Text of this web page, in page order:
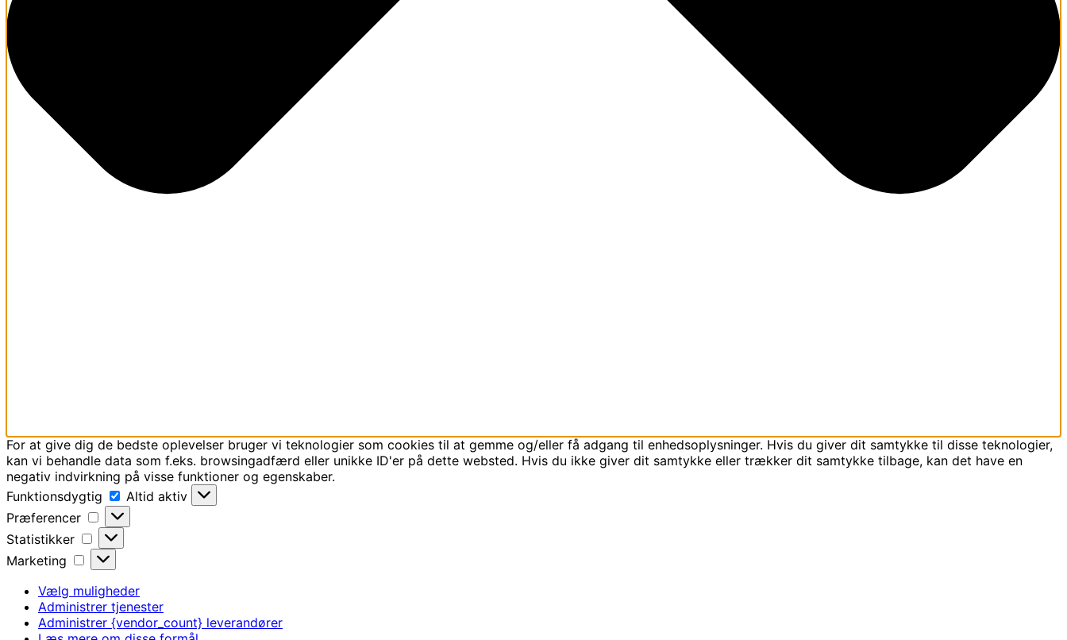
For at give dig de bedste oplevelser bruger vi teknologier som cookies til at gemme og/eller få adgang til enhedsoplysninger. Hvis du giver dit samtykke til disse teknologier,
kan vi behandle data som f.eks. browsingadfærd eller unikke ID'er på dette websted. Hvis du ikke giver dit samtykke eller trækker dit samtykke tilbage, kan det have en
negativ indvirkning på visse funktioner og egenskaber.
Funktionsdygtig
Funktionsdygtig
Altid aktiv
Præferencer
Præferencer
Statistikker
Statistikker
Marketing
Marketing
Vælg muligheder
Administrer tjenester
Administrer {vendor_count} leverandører